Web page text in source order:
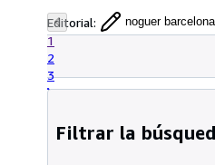
Editorial: noguer barcelona
1
2
3
Filtrar la